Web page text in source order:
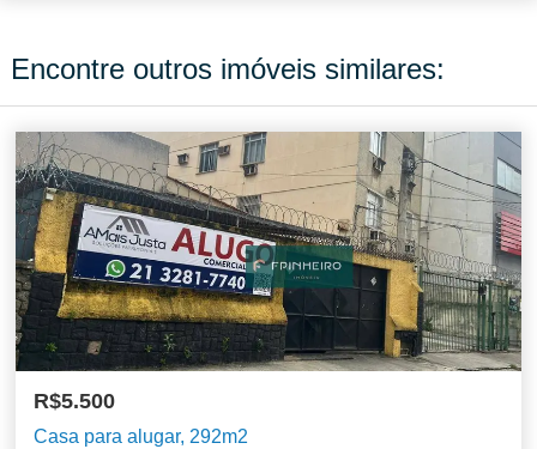
Encontre outros imóveis similares:
R$5.500
Casa para alugar, 292m2